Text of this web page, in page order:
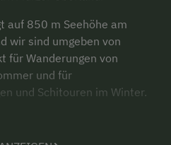
auf 850 m Seehöhe am
wir sind umgeben von
für Wanderungen von
und für
und Schitouren im Winter.